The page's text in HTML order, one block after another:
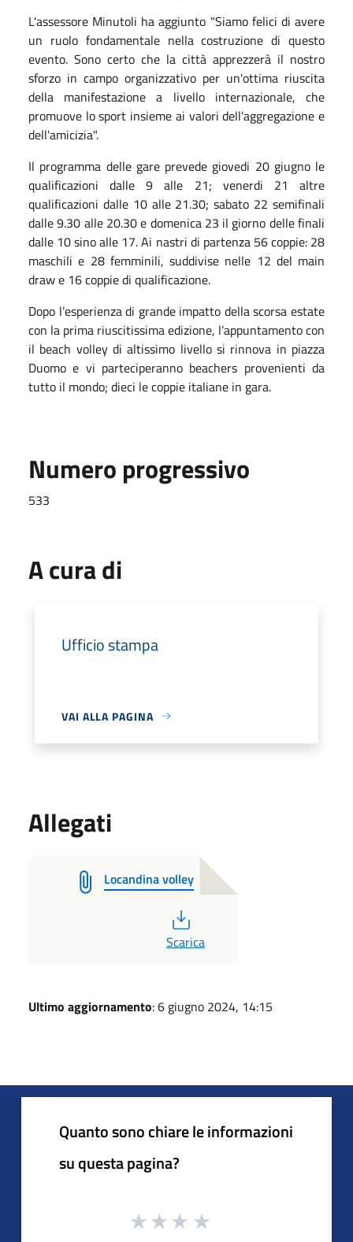
L'assessore Minutoli ha aggiunto "Siamo felici di avere
un ruolo fondamentale nella costruzione di questo
evento. Sono certo che la città apprezzerà il nostro
sforzo in campo organizzativo per un'ottima riuscita
della manifestazione a livello internazionale, che
promuove lo sport insieme ai valori dell'aggregazione e
dell'amicizia".
Il programma delle gare prevede giovedi 20 giugno le
qualificazioni dalle 9 alle 21; venerdi 21 altre
qualificazioni dalle 10 alle 21.30; sabato 22 semifinali
dalle 9.30 alle 20.30 e domenica 23 il giorno delle finali
dalle 10 sino alle 17. Ai nastri di partenza 56 coppie: 28
maschili e 28 femminili, suddivise nelle 12 del main
draw e 16 coppie di qualificazione.
Dopo l’esperienza di grande impatto della scorsa estate
con la prima riuscitissima edizione, l’appuntamento con
il beach volley di altissimo livello si rinnova in piazza
Duomo e vi parteciperanno beachers provenienti da
tutto il mondo; dieci le coppie italiane in gara.
Numero progressivo
533
A cura di
Ufficio stampa
VAI ALLA PAGINA
Allegati
Locandina volley
PDF
Scarica
Ultimo aggiornamento: 6 giugno 2024, 14:15
Quanto sono chiare le informazioni
su questa pagina?